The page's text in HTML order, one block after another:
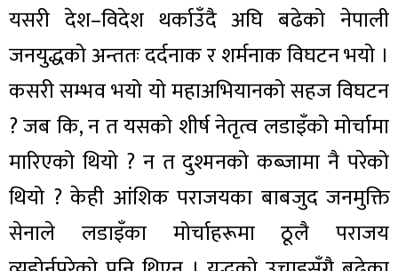
यसरी देश–विदेश थर्काउँदै अघि बढेको नेपाली
जनयुद्धको अन्ततः दर्दनाक र शर्मनाक विघटन भयो ।
कसरी सम्भव भयो यो महाअभियानको सहज विघटन
? जब कि, न त यसको शीर्ष नेतृत्व लडाइँको मोर्चामा
मारिएको थियो ? न त दुश्मनको कब्जामा नै परेको
थियो ? केही आंशिक पराजयका बाबजुद जनमुक्ति
सेनाले लडाइँका मोर्चाहरूमा ठूलै पराजय